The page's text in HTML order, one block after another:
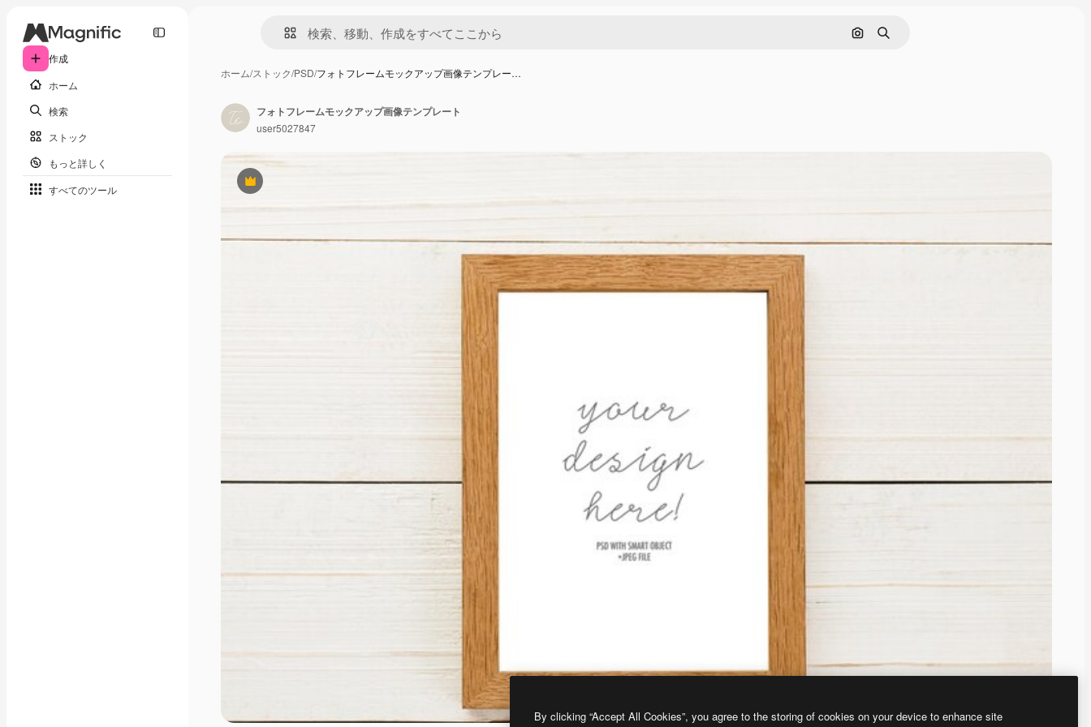
作成
ホーム
検索
ストック
もっと詳しく
すべてのツール
画像で検索
検索
ホーム/ストック/PSD/フォトフレームモックアップ画像テンプレー…
Premium
フォトフレームモックアップ画像テンプレート
user5027847
By clicking “Accept All Cookies”, you agree to the storing of cookies on your device to enhance site